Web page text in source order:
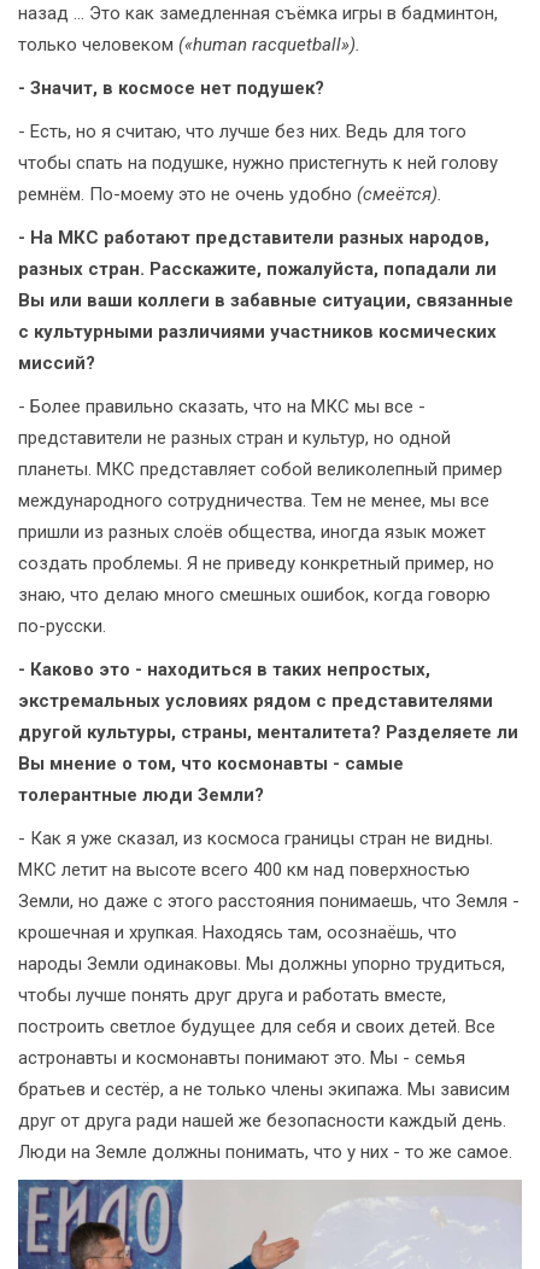
назад … Это как замедленная съёмка игры в бадминтон,
только человеком («human racquetball»).
- Значит, в космосе нет подушек?
- Есть, но я считаю, что лучше без них. Ведь для того
чтобы спать на подушке, нужно пристегнуть к ней голову
ремнём. По-моему это не очень удобно (смеётся).
- На МКС работают представители разных народов,
разных стран. Расскажите, пожалуйста, попадали ли
Вы или ваши коллеги в забавные ситуации, связанные
с культурными различиями участников космических
миссий?
- Более правильно сказать, что на МКС мы все -
представители не разных стран и культур, но одной
планеты. МКС представляет собой великолепный пример
международного сотрудничества. Тем не менее, мы все
пришли из разных слоёв общества, иногда язык может
создать проблемы. Я не приведу конкретный пример, но
знаю, что делаю много смешных ошибок, когда говорю
по-русски.
- Каково это - находиться в таких непростых,
экстремальных условиях рядом с представителями
другой культуры, страны, менталитета? Разделяете ли
Вы мнение о том, что космонавты - самые
толерантные люди Земли?
- Как я уже сказал, из космоса границы стран не видны.
МКС летит на высоте всего 400 км над поверхностью
Земли, но даже с этого расстояния понимаешь, что Земля -
крошечная и хрупкая. Находясь там, осознаёшь, что
народы Земли одинаковы. Мы должны упорно трудиться,
чтобы лучше понять друг друга и работать вместе,
построить светлое будущее для себя и своих детей. Все
астронавты и космонавты понимают это. Мы - семья
братьев и сестёр, а не только члены экипажа. Мы зависим
друг от друга ради нашей же безопасности каждый день.
Люди на Земле должны понимать, что у них - то же самое.